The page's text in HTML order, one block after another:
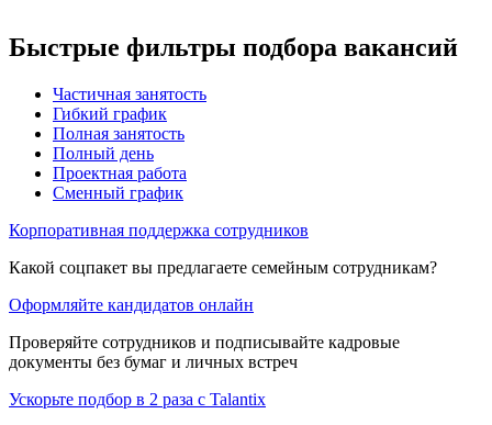
Быстрые фильтры подбора вакансий
Частичная занятость
Гибкий график
Полная занятость
Полный день
Проектная работа
Сменный график
Корпоративная поддержка сотрудников
Какой соцпакет вы предлагаете семейным сотрудникам?
Оформляйте кандидатов онлайн
Проверяйте сотрудников и подписывайте кадровые
документы без бумаг и личных встреч
Ускорьте подбор в 2 раза с Talantix